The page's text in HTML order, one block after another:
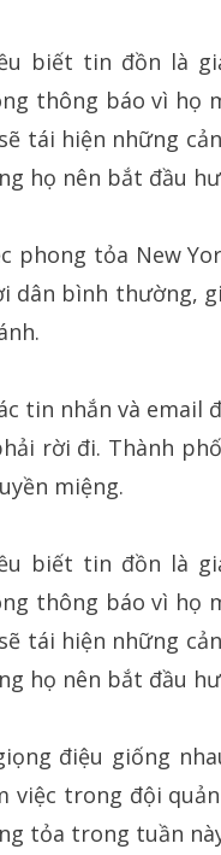
biết tin đồn là
thông báo vì họ
tái hiện những
họ nên bắt đầu
phong tỏa New
dân bình thường,
tin nhắn và email
rời đi. Thành
miệng.
biết tin đồn là
thông báo vì họ
tái hiện những
họ nên bắt đầu
điệu giống
việc trong đội
tỏa trong tuần